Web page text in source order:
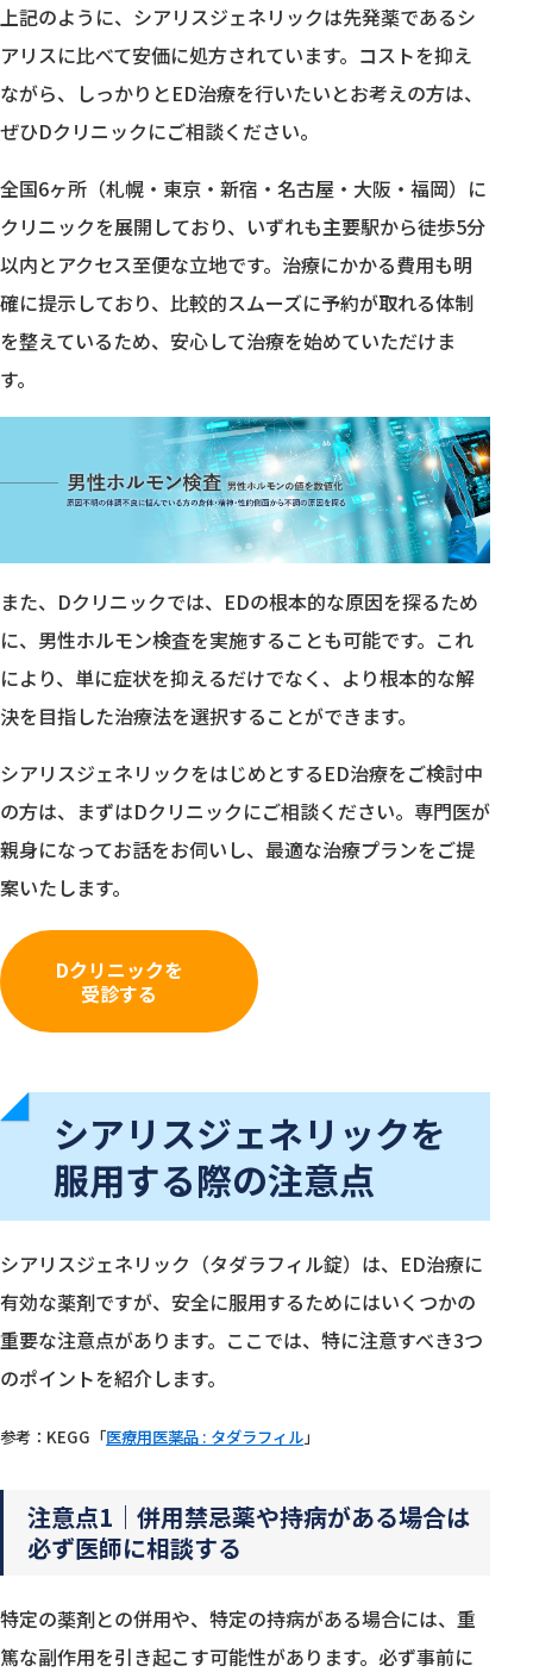
上記のように、シアリスジェネリックは先発薬であるシ
アリスに比べて安価に処方されています。コストを抑え
ながら、しっかりとED治療を行いたいとお考えの方は、
ぜひDクリニックにご相談ください。
全国6ヶ所（札幌・東京・新宿・名古屋・大阪・福岡）に
クリニックを展開しており、いずれも主要駅から徒歩5分
以内とアクセス至便な立地です。治療にかかる費用も明
確に提示しており、比較的スムーズに予約が取れる体制
を整えているため、安心して治療を始めていただけま
す。
また、Dクリニックでは、EDの根本的な原因を探るため
に、男性ホルモン検査を実施することも可能です。これ
により、単に症状を抑えるだけでなく、より根本的な解
決を目指した治療法を選択することができます。
シアリスジェネリックをはじめとするED治療をご検討中
の方は、まずはDクリニックにご相談ください。専門医が
親身になってお話をお伺いし、最適な治療プランをご提
案いたします。
Dクリニックを
受診する
シアリスジェネリックを
服用する際の注意点
シアリスジェネリック（タダラフィル錠）は、ED治療に
有効な薬剤ですが、安全に服用するためにはいくつかの
重要な注意点があります。ここでは、特に注意すべき3つ
のポイントを紹介します。
参考：KEGG「医療用医薬品 : タダラフィル」
注意点1｜併用禁忌薬や持病がある場合は
必ず医師に相談する
特定の薬剤との併用や、特定の持病がある場合には、重
篤な副作用を引き起こす可能性があります。必ず事前に